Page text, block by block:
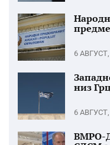
6
низ
6
ВМРО-